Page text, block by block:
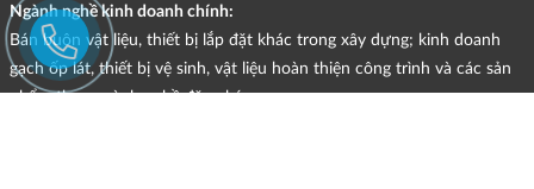
Ngành nghề kinh doanh chính:
Bán buôn vật liệu, thiết bị lắp đặt khác trong xây dựng; kinh doanh
gạch ốp lát, thiết bị vệ sinh, vật liệu hoàn thiện công trình và các sản
phẩm theo ngành nghề đăng ký.